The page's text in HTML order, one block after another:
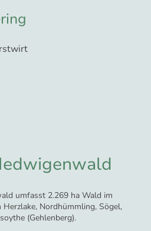
umfasst 2.269 ha Wald im
Herzlake, Nordhümmling, Sögel,
(Gehlenberg).